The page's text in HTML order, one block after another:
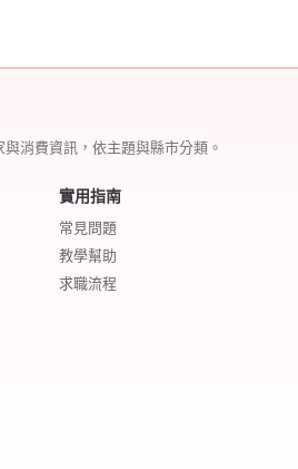
消費資訊，依主題與縣市分類。
實用指南
常見問題
教學幫助
求職流程